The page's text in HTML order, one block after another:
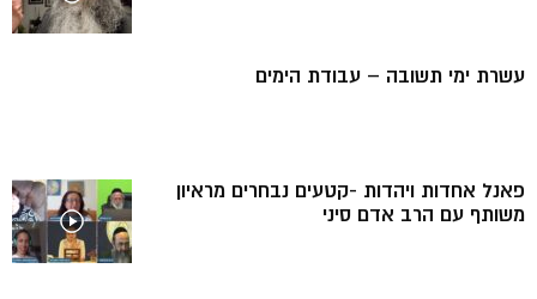
עשרת ימי תשובה – עבודת הימים
פאנל אחדות ויהדות -קטעים נבחרים מראיון
משותף עם הרב אדם סיני